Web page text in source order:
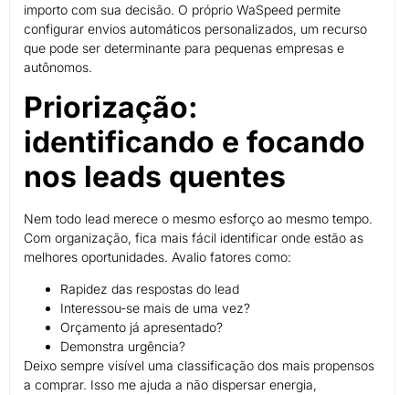
importo com sua decisão. O próprio WaSpeed permite
configurar envios automáticos personalizados, um recurso
que pode ser determinante para pequenas empresas e
autônomos.
Priorização:
identificando e focando
nos leads quentes
Nem todo lead merece o mesmo esforço ao mesmo tempo.
Com organização, fica mais fácil identificar onde estão as
melhores oportunidades. Avalio fatores como:
Rapidez das respostas do lead
Interessou-se mais de uma vez?
Orçamento já apresentado?
Demonstra urgência?
Deixo sempre visível uma classificação dos mais propensos
a comprar. Isso me ajuda a não dispersar energia,